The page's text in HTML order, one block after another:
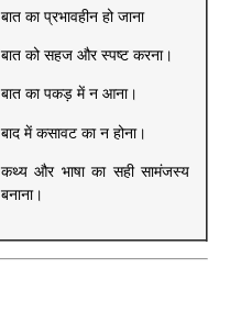
बात का प्रभावहीन हो जाना
बात को सहज और स्पष्ट करना।
बात का पकड़ में न आना।
बाद में कसावट का न होना।
कथ्य और भाषा का सही सामंजस्य
बनाना।